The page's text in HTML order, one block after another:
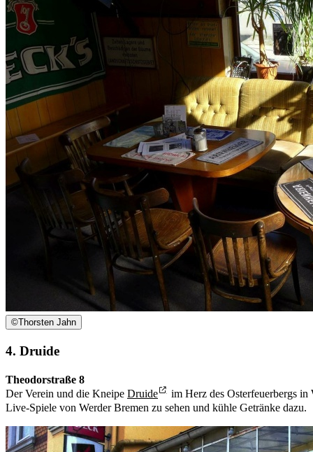
©Thorsten Jahn
4. Druide
Theodorstraße 8
Der Verein und die Kneipe Druide
im Herz des Osterfeuerbergs
Live-Spiele von Werder Bremen zu sehen und kühle Getränke dazu.